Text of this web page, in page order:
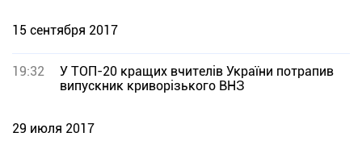
15 сентября 2017
19:32
У ТОП-20 кращих вчителів України потрапив
випускник криворізького ВНЗ
29 июля 2017